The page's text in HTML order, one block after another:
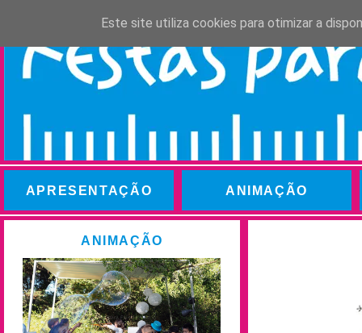
APRESENTAÇÃO ANIMAÇÃO
ANIMAÇÃO
Este site utiliza cookies para otimizar a